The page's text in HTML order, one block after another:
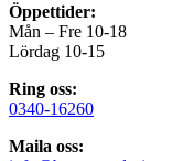
Öppettider:
Mån – Fre 10-18
Lördag 10-15
Ring oss:
0340-16260
Maila oss: